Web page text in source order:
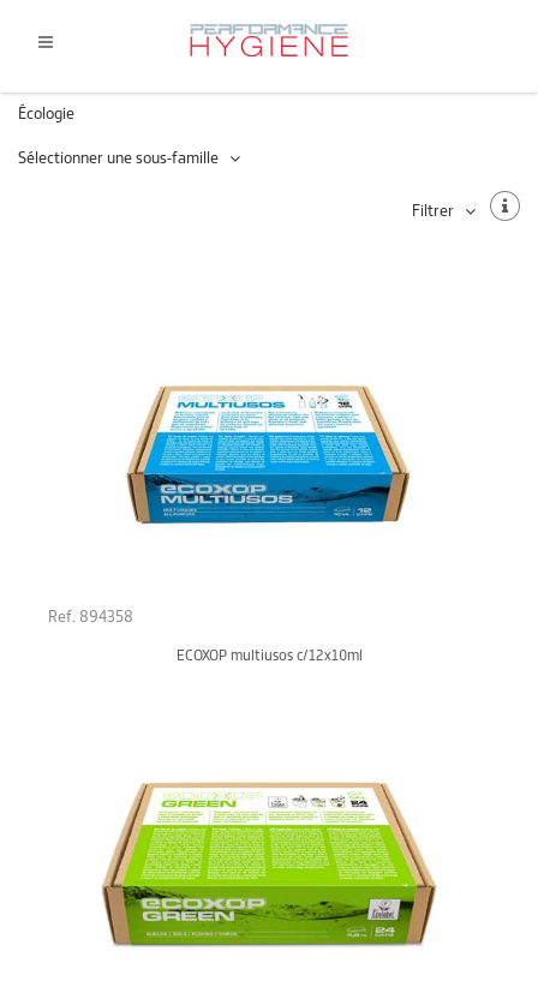
Écologie
Sélectionner une sous-famille
Filtrer
Ref. 894358
ECOXOP multiusos c/12x10ml